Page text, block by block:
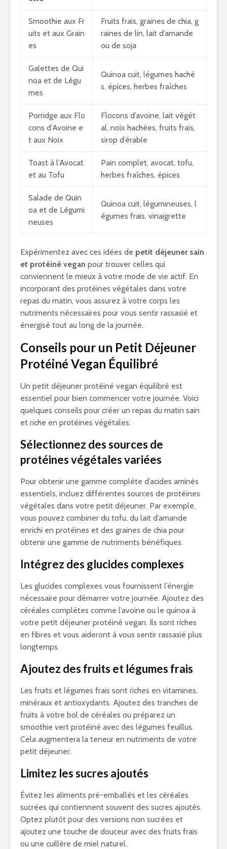
Smoothie aux Fr
uits et aux Grain
es
Fruits frais, graines de chia, g
raines de lin, lait d’amande
ou de soja
Galettes de Qui
noa et de Légu
mes
Quinoa cuit, légumes haché
s, épices, herbes fraîches
Porridge aux Flo
cons d’Avoine e
t aux Noix
Flocons d’avoine, lait végét
al, noix hachées, fruits frais,
sirop d’érable
Toast à l’Avocat
et au Tofu
Pain complet, avocat, tofu,
herbes fraîches, épices
Salade de Quin
oa et de Légumi
neuses
Quinoa cuit, légumineuses, l
égumes frais, vinaigrette
Expérimentez avec ces idées de petit déjeuner sain
et protéiné vegan pour trouver celles qui
conviennent le mieux à votre mode de vie actif. En
incorporant des protéines végétales dans votre
repas du matin, vous assurez à votre corps les
nutriments nécessaires pour vous sentir rassasié et
énergisé tout au long de la journée.
Conseils pour un Petit Déjeuner
Protéiné Vegan Équilibré
Un petit déjeuner protéiné vegan équilibré est
essentiel pour bien commencer votre journée. Voici
quelques conseils pour créer un repas du matin sain
et riche en protéines végétales:
Sélectionnez des sources de
protéines végétales variées
Pour obtenir une gamme complète d’acides aminés
essentiels, incluez différentes sources de protéines
végétales dans votre petit déjeuner. Par exemple,
vous pouvez combiner du tofu, du lait d’amande
enrichi en protéines et des graines de chia pour
obtenir une gamme de nutriments bénéfiques.
Intégrez des glucides complexes
Les glucides complexes vous fournissent l’énergie
nécessaire pour démarrer votre journée. Ajoutez des
céréales complètes comme l’avoine ou le quinoa à
votre petit déjeuner protéiné vegan. Ils sont riches
en fibres et vous aideront à vous sentir rassasié plus
longtemps.
Ajoutez des fruits et légumes frais
Les fruits et légumes frais sont riches en vitamines,
minéraux et antioxydants. Ajoutez des tranches de
fruits à votre bol de céréales ou préparez un
smoothie vert protéiné avec des légumes feuillus.
Cela augmentera la teneur en nutriments de votre
petit déjeuner.
Limitez les sucres ajoutés
Évitez les aliments pré-emballés et les céréales
sucrées qui contiennent souvent des sucres ajoutés.
Optez plutôt pour des versions non sucrées et
ajoutez une touche de douceur avec des fruits frais
ou une cuillère de miel naturel.